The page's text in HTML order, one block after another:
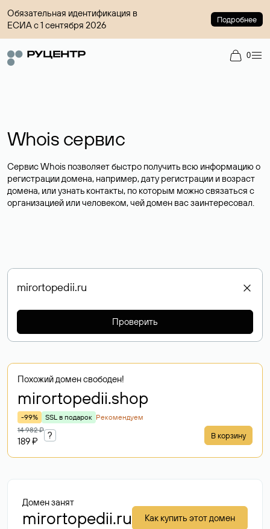
Обязательная идентификация в
ЕСИА с 1 сентября 2026
Подробнее
0
Whois сервис
Сервис Whois позволяет быстро получить всю информацию о
регистрации домена, например, дату регистрации и возраст
домена, или узнать контакты, по которым можно связаться с
организацией или человеком, чей домен вас заинтересовал.
Проверить
Похожий домен свободен!
mirortopedii.shop
-99% SSL в подарок Рекомендуем
14 982 ₽
189 ₽
? В корзину
Домен занят
mirortopedii.ru Как купить этот домен